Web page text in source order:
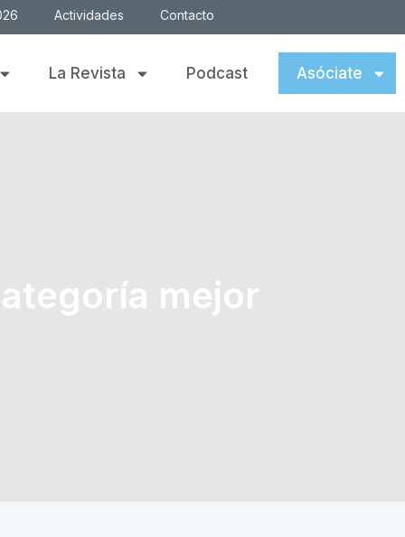
Actividades Contacto
La Revista Podcast Asóciate
mejor